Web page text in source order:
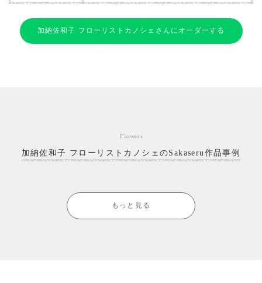
加納佐和子 フローリストカノシェさんにオーダーする
Flowers
加納佐和子 フローリストカノシェのSakaseru作品事例
もっと見る